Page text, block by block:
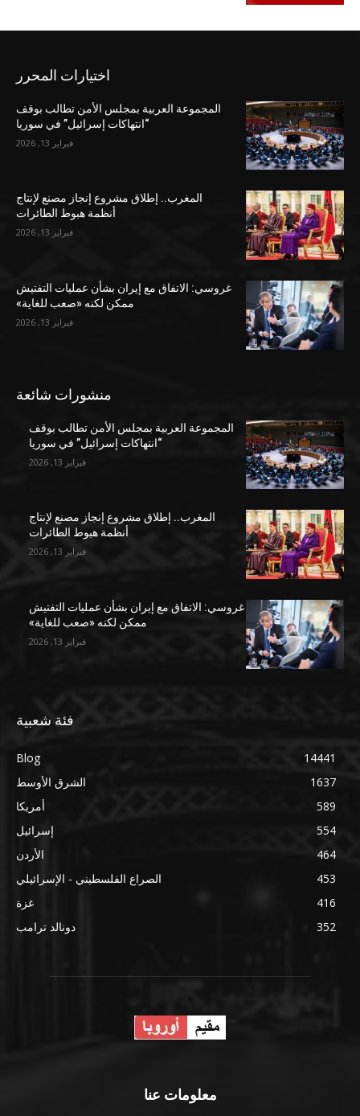
اختيارات المحرر
المجموعة العربية بمجلس الأمن تطالب بوقف
“انتهاكات إسرائيل” في سوريا
فبراير 13, 2026
المغرب.. إطلاق مشروع إنجاز مصنع لإنتاج
أنظمة هبوط الطائرات
فبراير 13, 2026
غروسي: الاتفاق مع إيران بشأن عمليات التفتيش
ممكن لكنه «صعب للغاية»
فبراير 13, 2026
منشورات شائعة
المجموعة العربية بمجلس الأمن تطالب بوقف
“انتهاكات إسرائيل” في سوريا
فبراير 13, 2026
المغرب.. إطلاق مشروع إنجاز مصنع لإنتاج
أنظمة هبوط الطائرات
فبراير 13, 2026
غروسي: الاتفاق مع إيران بشأن عمليات التفتيش
ممكن لكنه «صعب للغاية»
فبراير 13, 2026
فئة شعبية
Blog
14441
الشرق الأوسط
1637
أمريكا
589
إسرائيل
554
الأردن
464
الصراع الفلسطيني - الإسرائيلي
453
غزة
416
دونالد ترامب
352
معلومات عنا